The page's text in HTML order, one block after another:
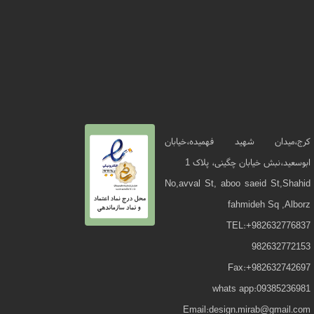
کرج،میدان شهید فهمیده،خیابان
ابوسعید،نبش خیابان چگینی، پلاک 1
No,avval St, aboo saeid St,Shahid
fahmideh Sq ,Alborz
TEL:+982632776837
982632772153
Fax:+982632742697
whats app:09385236981
Email:design.mirab@gmail.com